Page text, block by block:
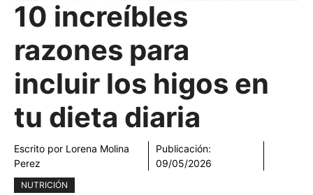
10 increíbles
razones para
incluir los higos en
tu dieta diaria
Escrito por Lorena Molina
Perez
Publicación:
09/05/2026
NUTRICIÓN